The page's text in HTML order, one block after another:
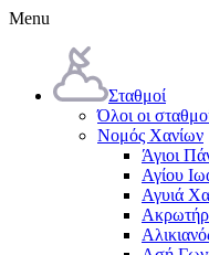
Menu
Σταθμοί
Όλοι οι
Νομός Χανίων
Άγιοι
Αγίου
Αγυιά